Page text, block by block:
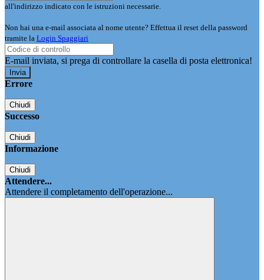
all'indirizzo indicato con le istruzioni necessarie.
Non hai una e-mail associata al nome utente? Effettua il reset della password
tramite la Login Spaggiari
E-mail inviata, si prega di controllare la casella di posta elettronica!
Errore
Chiudi
Successo
Chiudi
Informazione
Chiudi
Attendere...
Attendere il completamento dell'operazione...